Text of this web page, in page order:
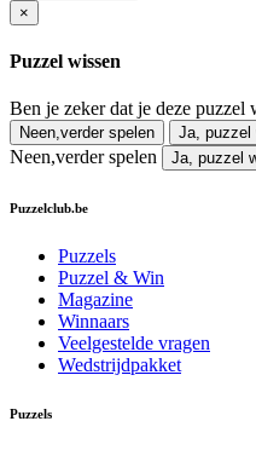
×
Puzzel wissen
Ben je zeker dat je deze
Neen,verder spelen Ja, puzzel
Neen,verder spelen Ja, puzzel
Puzzelclub.be
Puzzels
Puzzel & Win
Magazine
Winnaars
Veelgestelde vragen
Wedstrijdpakket
Puzzels